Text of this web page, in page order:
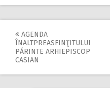
Post
navigation
AGENDA
ÎNALTPREASFINŢITULUI
PĂRINTE ARHIEPISCOP
CASIAN